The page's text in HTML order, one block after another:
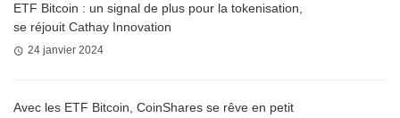
ETF Bitcoin : un signal de plus pour la tokenisation,
se réjouit Cathay Innovation
24 janvier 2024
Avec les ETF Bitcoin, CoinShares se rêve en petit